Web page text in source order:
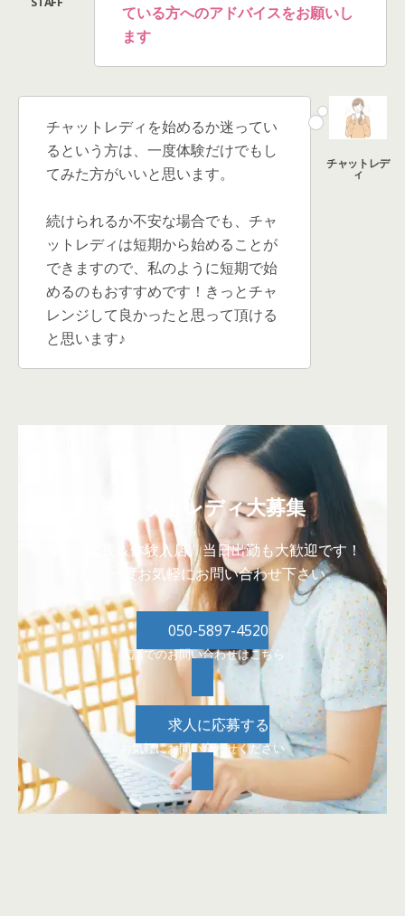
ている方へのアドバイスをお願いし
ます
チャットレディを始めるか迷ってい
るという方は、一度体験だけでもし
てみた方がいいと思います。
続けられるか不安な場合でも、チャ
ットレディは短期から始めることが
できますので、私のように短期で始
めるのもおすすめです！きっとチャ
レンジして良かったと思って頂ける
と思います♪
チャットレディ大募集
当日の面接＆体験入店、当日出勤も大歓迎です！
ぜひ、一度お気軽にお問い合わせ下さい。
050-5897-4520
電話でのお問い合わせはこちら
求人に応募する
お気軽にお問い合わせください